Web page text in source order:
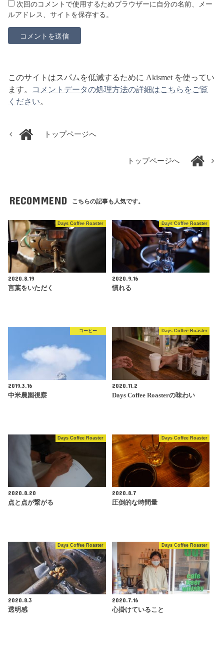
次回のコメントで使用するためブラウザーに自分の名前、メー
ルアドレス、サイトを保存する。
このサイトはスパムを低減するために Akismet を使ってい
ます。 コメントデータの処理方法の詳細はこちらをご覧
ください。
トップページへ
トップページへ
RECOMMEND こちらの記事も人気です。
Days Coffee Roaster
2020.8.19
言葉をいただく
Days Coffee Roaster
2020.9.16
慣れる
コーヒー
2019.3.16
中米農園視察
Days Coffee Roaster
2020.11.2
Days Coffee Roasterの味わい
Days Coffee Roaster
2020.8.20
点と点が繋がる
Days Coffee Roaster
2020.8.7
圧倒的な時間量
Days Coffee Roaster
2020.8.3
透明感
Days Coffee Roaster
2020.7.16
心掛けていること